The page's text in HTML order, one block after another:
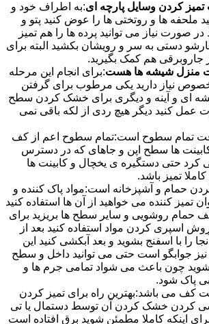
کردن وسایل پارچه ای:به اطراف خود و
ملحفه ها و روتختی ها را عوض کنید پتو و
در صورت نیاز می توانید پرده ها را هم تمیز
دستی به سر و رویشان بکشید البته برای
جاروبرقی هم کمک بگیرید.
منزل شیشه ها هست:برای انجام این مرحله
نیاز دارید یکی مرطوب برای گرفتن
ای و آینه و دیگری برای خشک کردن سطح
عمل کنید دیگر هیچ ردی از لکه باقی نمی
تمام سطوح است:تمام سطوح اعم از کف
ها سطح اپن و جاهای که در دسترس
کرد حتی دستگیره ی یخچال و کابینت ها
تمیز باشد.
حمام و آشپزخانه است:مواد پاک کننده و
تمیز کننده می خواهید از آن ها استفاده کنید
حمام روشویی و سایر سطح ها بریزید برای
اسپری کردن مواد استفاده کنید بعد از
را با اسفنج بشوید و بعد آبکشی کنید این
جوابگو است حتی می توانید داخل و سطح
بشوید چون باعث می شواد تمامی جرم ها و
پاک شود.
می باشد:بهترین راه برای تمیز کردن
کردن خشک کردن آن توسط دستمال یا تی
اینکه کاملا مطمئن شوید برق افتاده است